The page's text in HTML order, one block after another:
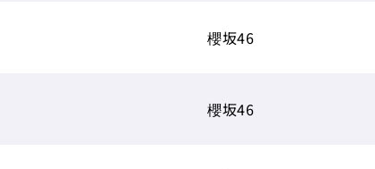
櫻坂46
櫻坂46